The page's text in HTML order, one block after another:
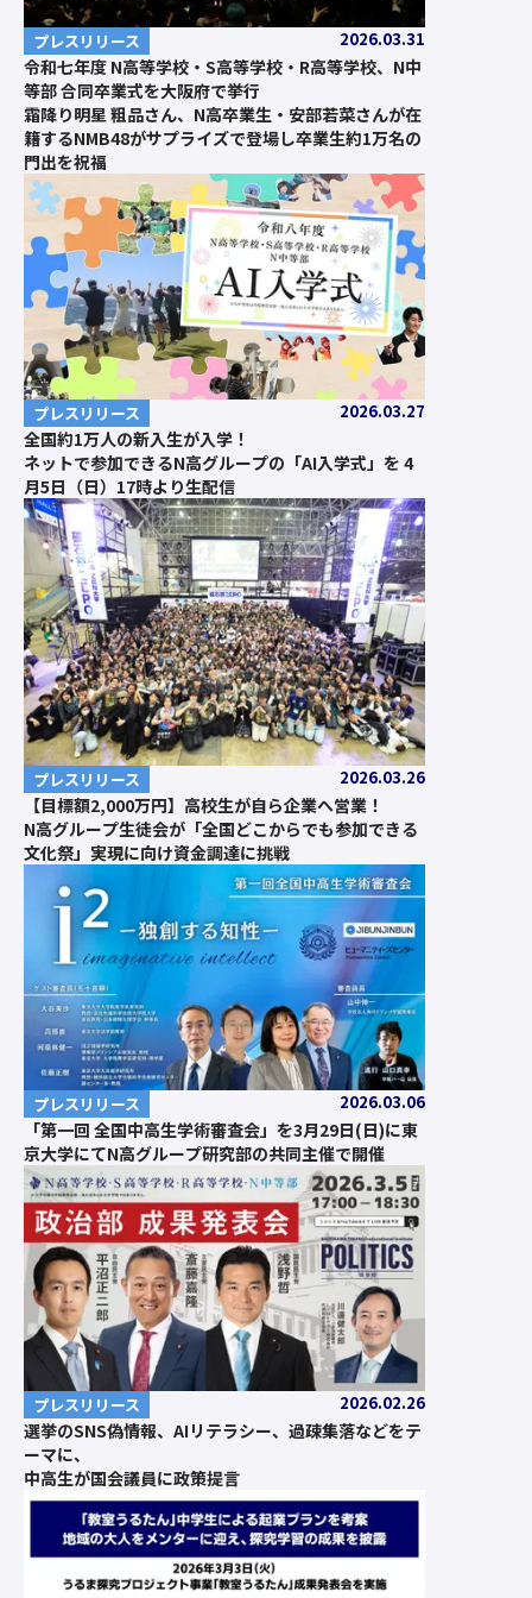
プレスリリース 2026.03.31
令和七年度 N高等学校・S高等学校・R高等学校、N中
等部 合同卒業式を大阪府で挙行
霜降り明星 粗品さん、N高卒業生・安部若菜さんが在
籍するNMB48がサプライズで登場し卒業生約1万名の
門出を祝福
プレスリリース 2026.03.27
全国約1万人の新入生が入学！
ネットで参加できるN高グループの「AI入学式」を 4
月5日（日）17時より生配信
プレスリリース 2026.03.26
【目標額2,000万円】高校生が自ら企業へ営業！
N高グループ生徒会が「全国どこからでも参加できる
文化祭」実現に向け資金調達に挑戦
プレスリリース 2026.03.06
「第一回 全国中高生学術審査会」を3月29日(日)に東
京大学にてN高グループ研究部の共同主催で開催
プレスリリース 2026.02.26
選挙のSNS偽情報、AIリテラシー、過疎集落などをテ
ーマに、
中高生が国会議員に政策提言